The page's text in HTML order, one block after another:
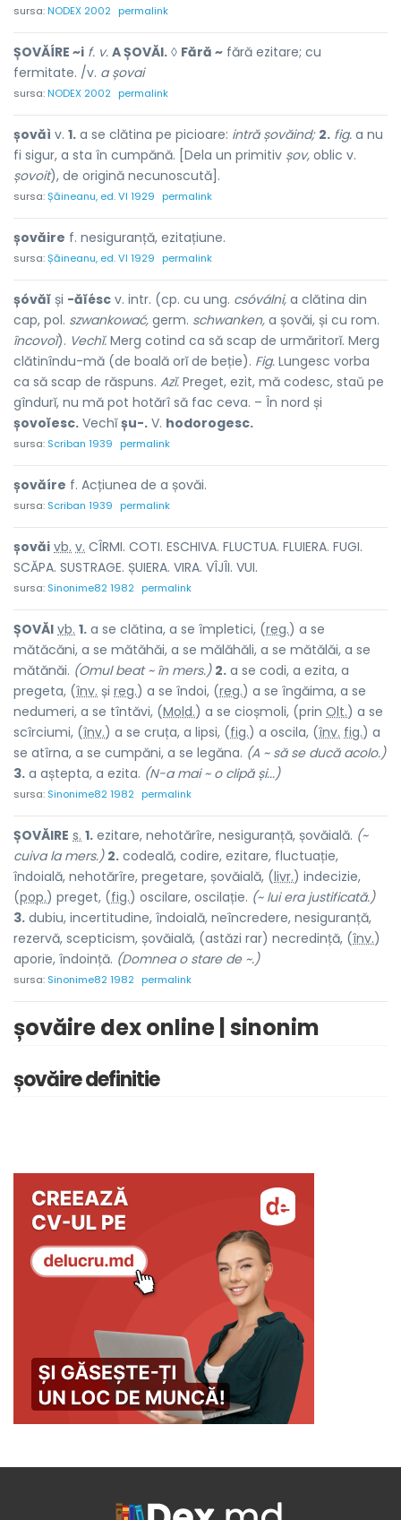
sursa:NODEX 2002 permalink
ȘOVĂÍRE ~i f. v. A ȘOVĂI. ◊ Fără ~ fără ezitare; cu
fermitate. /v. a șovai
sursa:NODEX 2002 permalink
șovăì v. 1. a se clătina pe picioare: intră șovăind; 2. fig. a nu
fi sigur, a sta în cumpănă. [Dela un primitiv șov, oblic v.
șovoit), de origină necunoscută].
sursa:Șăineanu, ed. VI 1929 permalink
șovăire f. nesiguranță, ezitațiune.
sursa:Șăineanu, ed. VI 1929 permalink
șóvăĭ și -ăĭésc v. intr. (cp. cu ung. csóválni, a clătina din
cap, pol. szwankować, germ. schwanken, a șovăi, și cu rom.
încovoĭ). Vechĭ. Merg cotind ca să scap de urmăritorĭ. Merg
clătinîndu-mă (de boală orĭ de beție). Fig. Lungesc vorba
ca să scap de răspuns. Azĭ. Preget, ezit, mă codesc, staŭ pe
gîndurĭ, nu mă pot hotărî să fac ceva. – În nord și
șovoĭesc. Vechĭșu-. V. hodorogesc.
sursa: Scriban 1939 permalink
șovăíre f. Acțiunea de a șovăi.
sursa: Scriban 1939 permalink
șovăi vb. v. CÎRMI. COTI. ESCHIVA. FLUCTUA. FLUIERA. FUGI.
SCĂPA. SUSTRAGE. ȘUIERA. VIRA. VÎJÎI. VUI.
sursa: Sinonime82 1982 permalink
ȘOVĂI vb. 1. a se clătina, a se împletici, (reg.) a se
mătăcăni, a se mătăhăi, a se mălăhăli, a se mătălăi, a se
mătănăi. (Omul beat ~ în mers.) 2. a se codi, a ezita, a
pregeta, (înv. și reg.) a se îndoi, (reg.) a se îngăima, a se
nedumeri, a se tîntăvi, (Mold.) a se cioșmoli, (prin Olt.) a se
scîrciumi, (înv.) a se cruța, a lipsi, (fig.) a oscila, (înv. fig.) a
se atîrna, a se cumpăni, a se legăna. (A ~ să se ducă acolo.)
3. a aștepta, a ezita. (N-a mai ~ o clipă și...)
sursa: Sinonime82 1982 permalink
ȘOVĂIRE s. 1. ezitare, nehotărîre, nesiguranță, șovăială. (~
cuiva la mers.) 2. codeală, codire, ezitare, fluctuație,
îndoială, nehotărîre, pregetare, șovăială, (livr.) indecizie,
(pop.) preget, (fig.) oscilare, oscilație. (~ lui era justificată.)
3. dubiu, incertitudine, îndoială, neîncredere, nesiguranță,
rezervă, scepticism, șovăială, (astăzi rar) necredință, (înv.)
aporie, îndoință. (Domnea o stare de ~.)
sursa: Sinonime82 1982 permalink
șovăire dex online | sinonim
șovăire definitie